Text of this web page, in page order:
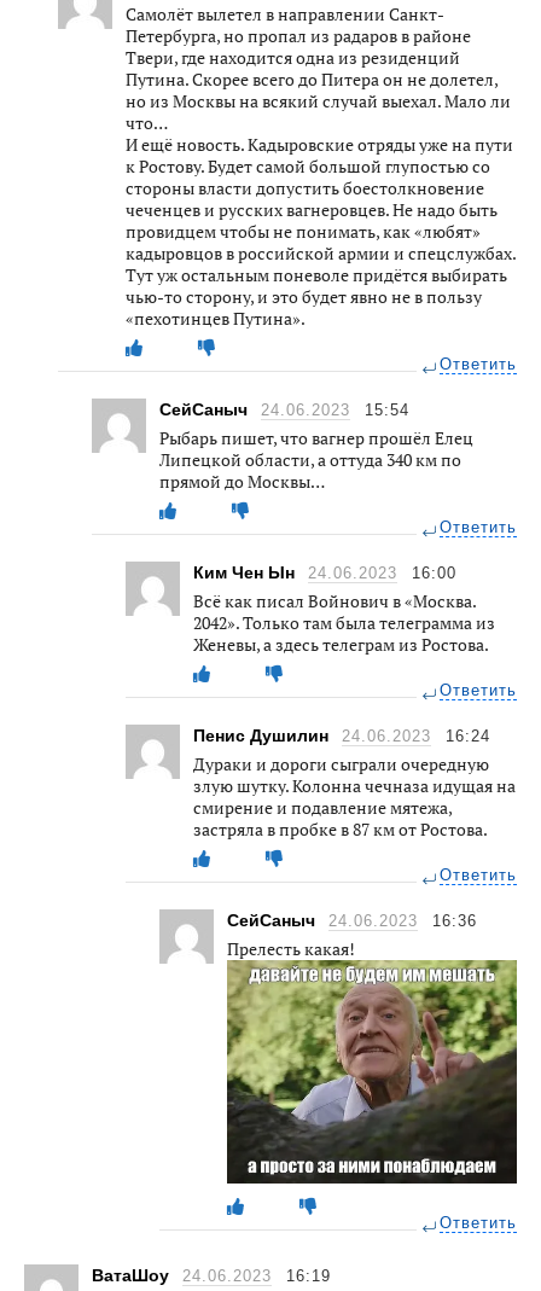
Самолёт вылетел в направлении Санкт-
Петербурга, но пропал из радаров в районе
Твери, где находится одна из резиденций
Путина. Скорее всего до Питера он не долетел,
но из Москвы на всякий случай выехал. Мало ли
что…
И ещё новость. Кадыровские отряды уже на пути
к Ростову. Будет самой большой глупостью со
стороны власти допустить боестолкновение
чеченцев и русских вагнеровцев. Не надо быть
провидцем чтобы не понимать, как «любят»
кадыровцов в российской армии и спецслужбах.
Тут уж остальным поневоле придётся выбирать
чью-то сторону, и это будет явно не в пользу
«пехотинцев Путина».
Ответить
СейСаныч 24.06.2023 15:54
Рыбарь пишет, что вагнер прошёл Елец
Липецкой области, а оттуда 340 км по
прямой до Москвы…
Ответить
Ким Чен Ын 24.06.2023 16:00
Всё как писал Войнович в «Москва.
2042». Только там была телеграмма из
Женевы, а здесь телеграм из Ростова.
Ответить
Пенис Душилин 24.06.2023 16:24
Дураки и дороги сыграли очередную
злую шутку. Колонна чечназа идущая на
смирение и подавление мятежа,
застряла в пробке в 87 км от Ростова.
Ответить
СейСаныч 24.06.2023 16:36
Прелесть какая!
Ответить
ВатаШоу 24.06.2023 16:19